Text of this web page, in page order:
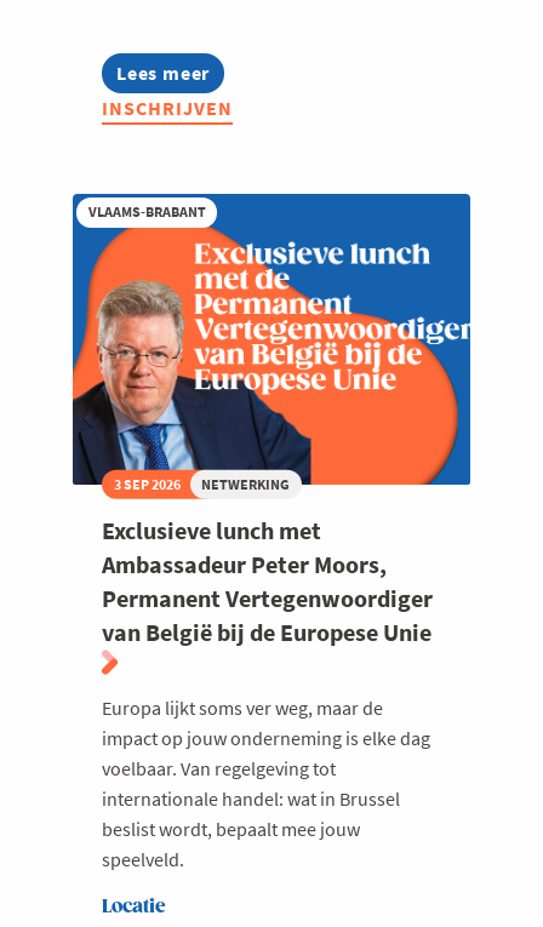
Lees meer
about
Jong
Voka
Beverage
INSCHRIJVEN
VLAAMS-BRABANT
3 SEP 2026 NETWERKING
Exclusieve lunch met
Ambassadeur Peter Moors,
Permanent Vertegenwoordiger
van België bij de Europese Unie
Europa lijkt soms ver weg, maar de
impact op jouw onderneming is elke dag
voelbaar. Van regelgeving tot
internationale handel: wat in Brussel
beslist wordt, bepaalt mee jouw
speelveld.
Locatie